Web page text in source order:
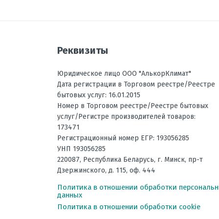
Регулировка направления
Вес внутреннего блока, кг
Инвертор
Максимальная длина трассы, м
Максимальная высота трассы,
Ночной режим
Рабочая температура
Уровень шума внешнего
Вес наружного блока, кг
Потребляемая мощность при
Реквизиты
Юридическое лицо ООО "АлькорКлимат"
Дата регистрации в Торговом реестре/Реестре
бытовых услуг: 16.01.2015
Номер в Торговом реестре/Реестре бытовых
услуг/Регистре производителей товаров:
173471
Регистрационный номер ЕГР: 193056285
УНП 193056285
220087, Республика Беларусь, г. Минск, пр-т
Дзержинского, д. 115, оф. 444
Политика в отношении обработки
данных
Политика в отношении обработки cookie